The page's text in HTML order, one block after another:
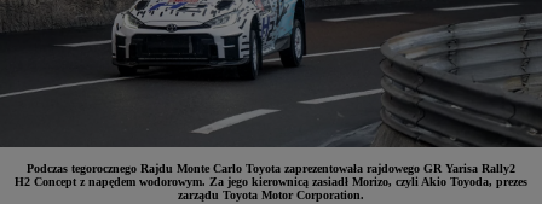
Podczas tegorocznego Rajdu Monte Carlo Toyota zaprezentowała rajdowego GR Yarisa Rally2
H2 Concept z napędem wodorowym. Za jego kierownicą zasiadł Morizo, czyli Akio Toyoda, prezes
zarządu Toyota Motor Corporation.